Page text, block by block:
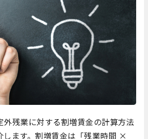
外残業に対する割増賃金の計算方法
します。割増賃金は「残業時間 ×